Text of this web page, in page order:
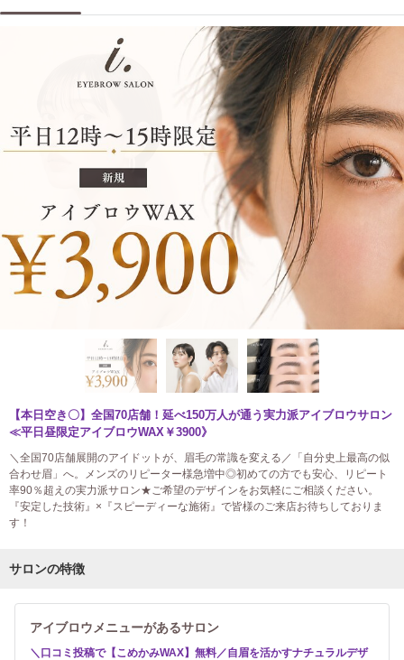
【本日空き〇】全国70店舗！延べ150万人が通う実力派アイブロウサロン
≪平日昼限定アイブロウWAX￥3900》
＼全国70店舗展開のアイドットが、眉毛の常識を変える／「自分史上最高の似
合わせ眉」へ。メンズのリピーター様急増中◎初めての方でも安心、リピート
率90％超えの実力派サロン★ご希望のデザインをお気軽にご相談ください。
『安定した技術』×『スピーディーな施術』で皆様のご来店お待ちしておりま
す！
サロンの特徴
アイブロウメニューがあるサロン
＼口コミ投稿で【こめかみWAX】無料／自眉を活かすナチュラルデザ